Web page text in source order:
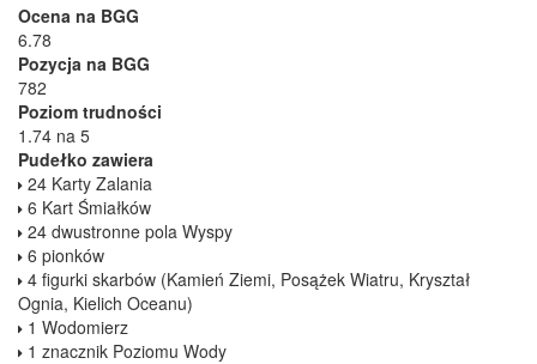
Ocena na BGG
6.78
Pozycja na BGG
782
Poziom trudności
1.74 na 5
Pudełko zawiera
24 Karty Zalania
6 Kart Śmiałków
24 dwustronne pola Wyspy
6 pionków
4 figurki skarbów (Kamień Ziemi, Posążek Wiatru, Kryształ
Ognia, Kielich Oceanu)
1 Wodomierz
1 znacznik Poziomu Wody